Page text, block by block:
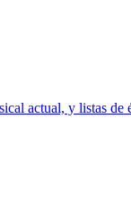
actual, y listas de